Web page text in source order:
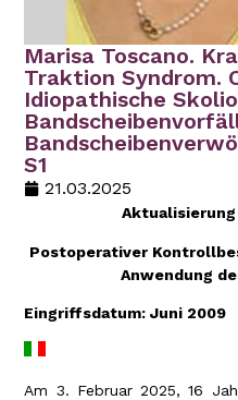
Marisa Toscano.
Traktion Syndrom.
Idiopathische
S1
21.03.2025
Aktualisierung
Postoperativer
Anwendung
Eingriffsdatum: Juni 2009
Am 3. Februar 2025, 16